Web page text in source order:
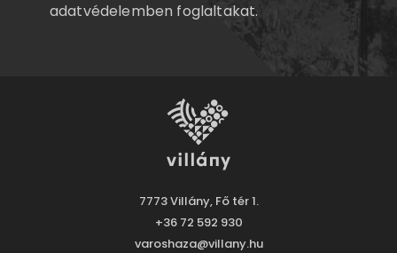
adatvédelemben foglaltakat.
7773 Villány, Fő tér 1.
+36 72 592 930
varoshaza@villany.hu